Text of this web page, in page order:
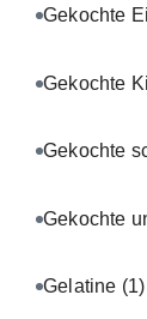
Gekochte
Gekochte
Gekochte
Gekochte
Gelatine (1)